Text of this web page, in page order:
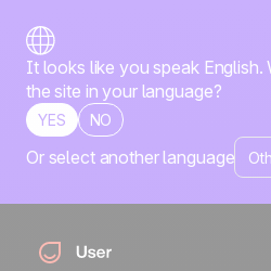
It looks like you speak
the site in your language?
YES NO
Or select another language
Cómo
un CTR del